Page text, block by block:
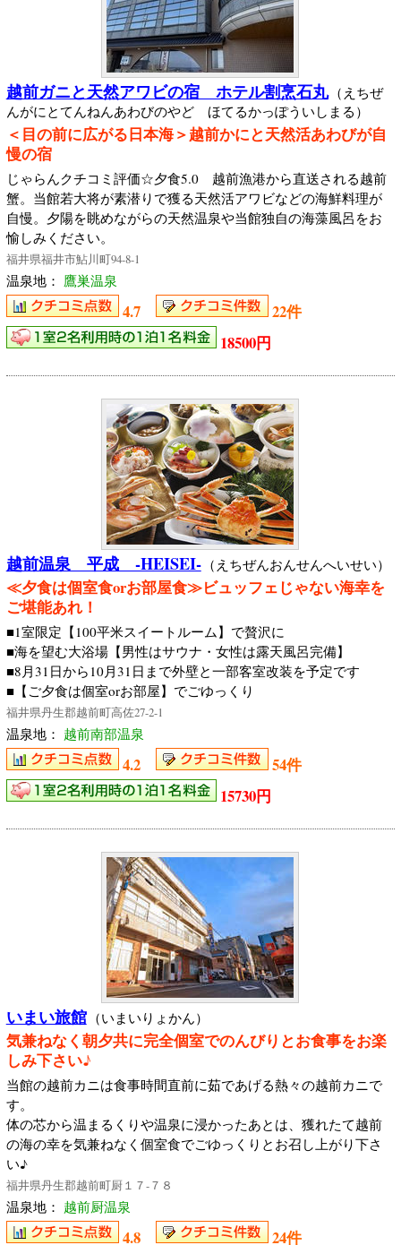
越前ガニと天然アワビの宿 ホテル割烹石丸（えちぜ
んがにとてんねんあわびのやど ほてるかっぽういしまる）
＜目の前に広がる日本海＞越前かにと天然活あわびが自
慢の宿
じゃらんクチコミ評価☆夕食5.0 越前漁港から直送される越前
蟹。当館若大将が素潜りで獲る天然活アワビなどの海鮮料理が
自慢。夕陽を眺めながらの天然温泉や当館独自の海藻風呂をお
愉しみください。
福井県福井市鮎川町94-8-1
温泉地： 鷹巣温泉
4.7
22件
18500円
越前温泉 平成 -HEISEI- （えちぜんおんせんへいせい）
≪夕食は個室食orお部屋食≫ビュッフェじゃない海幸を
ご堪能あれ！
■1室限定【100平米スイートルーム】で贅沢に
■海を望む大浴場【男性はサウナ・女性は露天風呂完備】
■8月31日から10月31日まで外壁と一部客室改装を予定です
■【ご夕食は個室orお部屋】でごゆっくり
福井県丹生郡越前町高佐27-2-1
温泉地： 越前南部温泉
4.2
54件
15730円
いまい旅館 （いまいりょかん）
気兼ねなく朝夕共に完全個室でのんびりとお食事をお楽
しみ下さい♪
当館の越前カニは食事時間直前に茹であげる熱々の越前カニで
す。
体の芯から温まるくりや温泉に浸かったあとは、獲れたて越前
の海の幸を気兼ねなく個室食でごゆっくりとお召し上がり下さ
い♪
福井県丹生郡越前町厨１７-７８
温泉地： 越前厨温泉
4.8 24件